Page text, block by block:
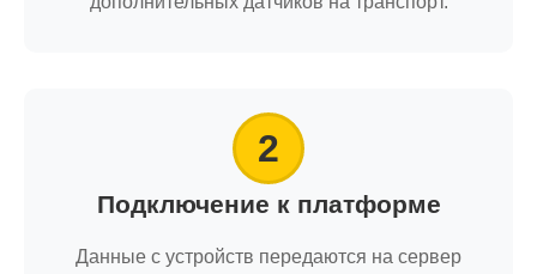
2
Подключение к платформе
Данные с устройств передаются на сервер